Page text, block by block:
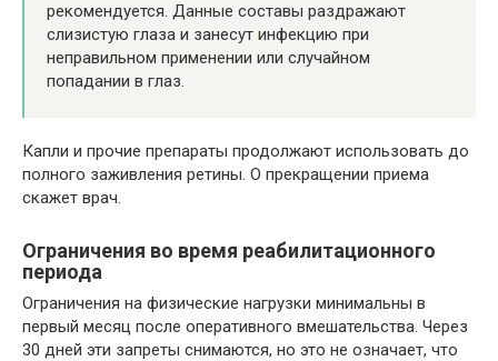
рекомендуется. Данные составы раздражают
слизистую глаза и занесут инфекцию при
неправильном применении или случайном
попадании в глаз.
Капли и прочие препараты продолжают использовать до
полного заживления ретины. О прекращении приема
скажет врач.
Ограничения во время реабилитационного
периода
Ограничения на физические нагрузки минимальны в
первый месяц после оперативного вмешательства. Через
30 дней эти запреты снимаются, но это не означает, что